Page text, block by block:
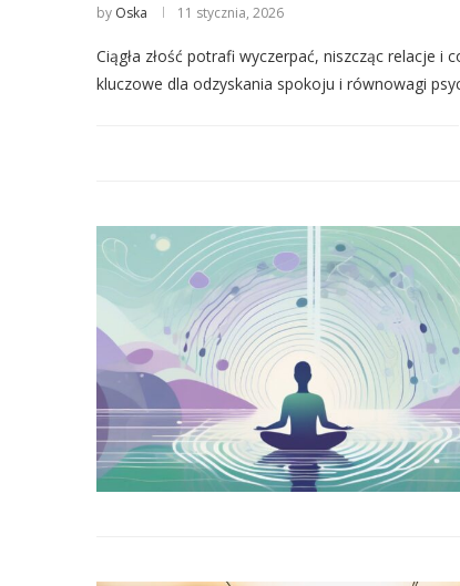
by Oska 11 stycznia, 2026
Ciągła złość potrafi wyczerpać, niszcząc relacje
kluczowe dla odzyskania spokoju i równowagi